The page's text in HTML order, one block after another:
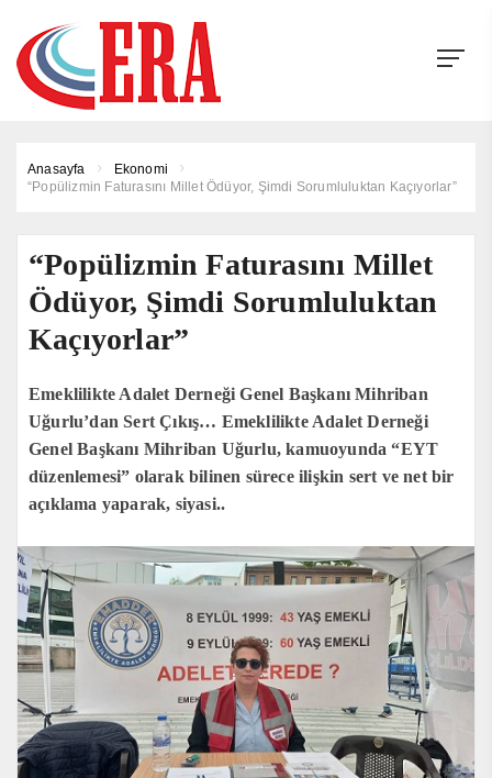
Anasayfa
Ekonomi
“Popülizmin Faturasını Millet Ödüyor, Şimdi Sorumluluktan Kaçıyorlar”
“Popülizmin Faturasını Millet
Ödüyor, Şimdi Sorumluluktan
Kaçıyorlar”
Emeklilikte Adalet Derneği Genel Başkanı Mihriban
Uğurlu’dan Sert Çıkış… Emeklilikte Adalet Derneği
Genel Başkanı Mihriban Uğurlu, kamuoyunda “EYT
düzenlemesi” olarak bilinen sürece ilişkin sert ve net bir
açıklama yaparak, siyasi..